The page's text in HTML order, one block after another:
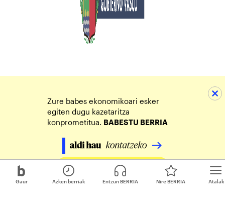
Gaur Atalak
Azken berriak Entzun BERRIA Nire BERRIA
Zure babes ekonomikoari esker
egiten dugu kazetaritza
konprometitua. BABESTU BERRIA
Egin zure ekarpena